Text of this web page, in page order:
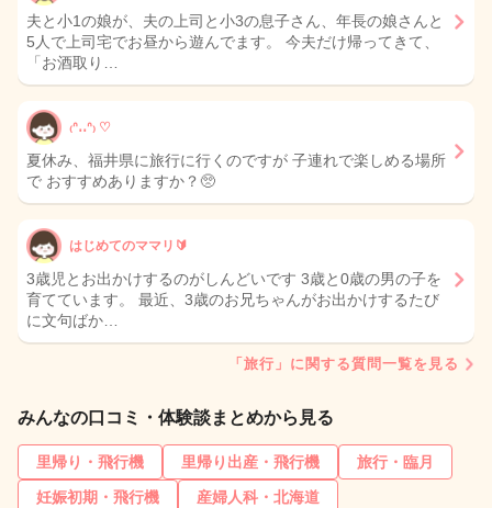
夫と小1の娘が、夫の上司と小3の息子さん、年長の娘さんと
5人で上司宅でお昼から遊んでます。 今夫だけ帰ってきて、
「お酒取り…
₍ᐢ‥ᐢ₎ ♡
夏休み、福井県に旅行に行くのですが 子連れで楽しめる場所
で おすすめありますか？🥺
はじめてのママリ🔰
3歳児とお出かけするのがしんどいです 3歳と0歳の男の子を
育てています。 最近、3歳のお兄ちゃんがお出かけするたび
に文句ばか…
「旅行」に関する質問一覧を見る
みんなの口コミ・体験談まとめから見る
里帰り・飛行機 里帰り出産・飛行機
旅行・臨月
妊娠初期・飛行機
産婦人科・北海道